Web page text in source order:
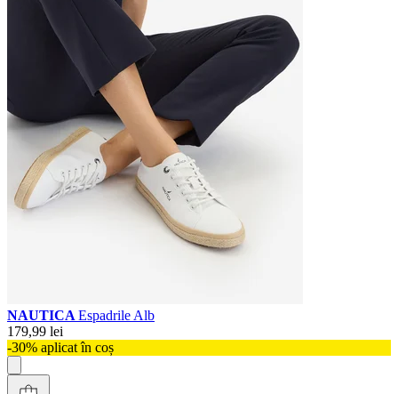
NAUTICA Espadrile Alb
179,99 lei
-30% aplicat în coș